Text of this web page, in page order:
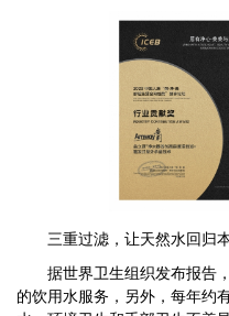
三重过滤，让天然水回归
据世界卫生组织发布报告
的饮用水服务，另外，每年约